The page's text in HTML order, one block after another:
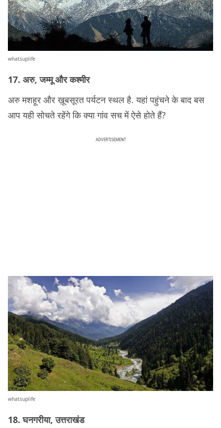
whatsuplife
17. अरु, जम्मू और कश्मीर
अरु मशहूर और ख़ूबसूरत पर्यटन स्थल है. यहां पहुंचने के बाद बस
आप यही सोचते रहेंगे कि क्या गांव सच में ऐसे होते हैं?
ADVERTISEMENT
whatsuplife
18. घनगरीया, उत्तराखंड